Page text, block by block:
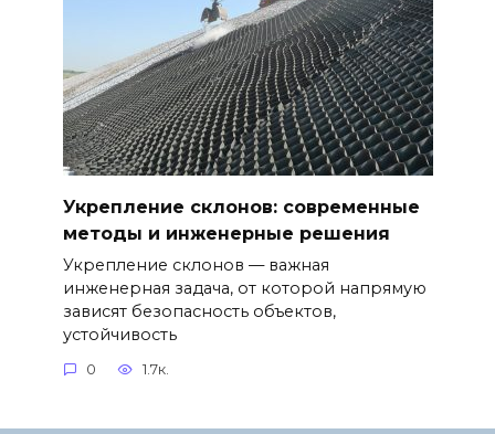
Укрепление склонов: современные
методы и инженерные решения
Укрепление склонов — важная
инженерная задача, от которой напрямую
зависят безопасность объектов,
устойчивость
0 1.7к.